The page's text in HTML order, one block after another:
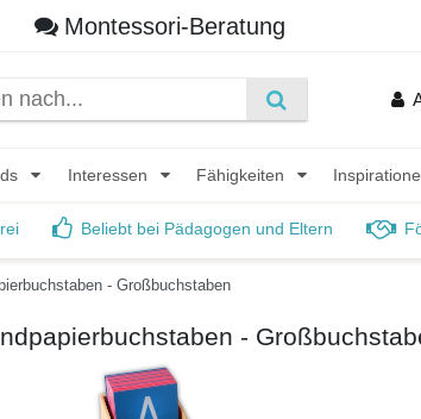
Montessori-Beratung
Interessen Fähigkeiten
Beliebt bei Pädagogen und Eltern
- Großbuchstaben
-